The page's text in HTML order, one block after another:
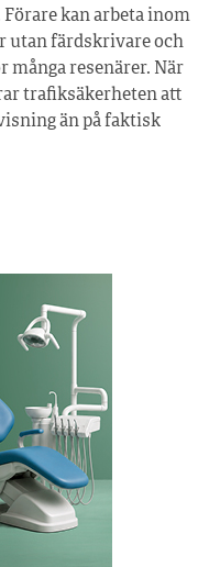
kan arbeta inom
utan färdskrivare och
många resenärer. När
trafiksäkerheten att
än på faktisk